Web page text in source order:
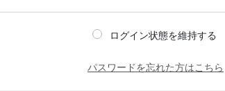
ログイン状態を維持する
パスワードを忘れた方はこちら